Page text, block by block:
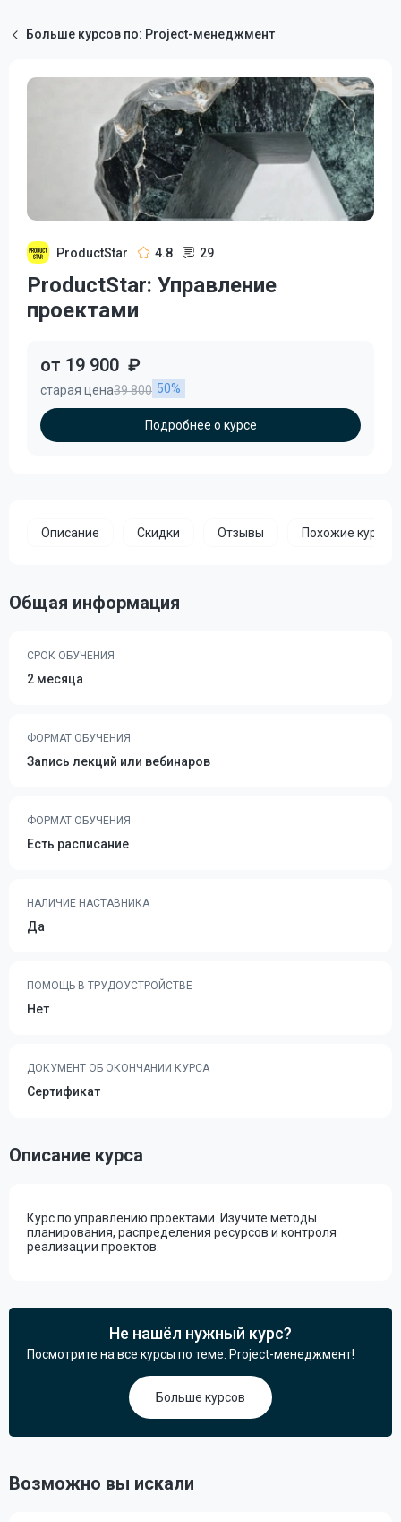
Больше курсов по: Project-менеджмент
ProductStar 4.8 29
ProductStar: Управление
проектами
от 19 900 ₽
старая цена39 800 50%
Подробнее о курсе
Описание Скидки Отзывы Похожие курсы
Общая информация
СРОК ОБУЧЕНИЯ
2 месяца
ФОРМАТ ОБУЧЕНИЯ
Запись лекций или вебинаров
ФОРМАТ ОБУЧЕНИЯ
Есть расписание
НАЛИЧИЕ НАСТАВНИКА
Да
ПОМОЩЬ В ТРУДОУСТРОЙСТВЕ
Нет
ДОКУМЕНТ ОБ ОКОНЧАНИИ КУРСА
Сертификат
Описание курса
Курс по управлению проектами. Изучите методы
планирования, распределения ресурсов и контроля
реализации проектов.
Не нашёл нужный курс?
Посмотрите на все курсы по теме: Project-менеджмент!
Больше курсов
Возможно вы искали